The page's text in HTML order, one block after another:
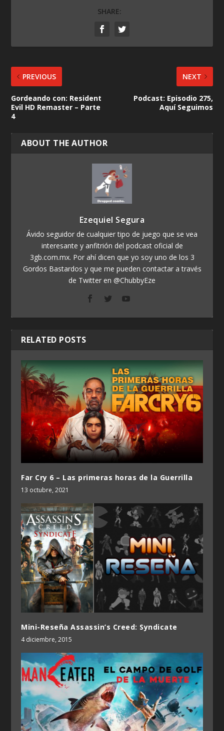
SHARE:
PREVIOUS
Gordeando con: Resident
Evil HD Remaster – Parte
4
NEXT
Podcast: Episodio 275,
Aquí Seguimos
ABOUT THE AUTHOR
Ezequiel Segura
Ávido seguidor de cualquier tipo de juego que se vea
interesante y anfitrión del podcast oficial de
3gb.com.mx. Por ahí dicen que yo soy uno de los 3
Gordos Bastardos y que me pueden contactar a través
de Twitter en @ChubbyEze
RELATED POSTS
Far Cry 6 – Las primeras horas de la Guerrilla
13 octubre, 2021
Mini-Reseña Assassin’s Creed: Syndicate
4 diciembre, 2015